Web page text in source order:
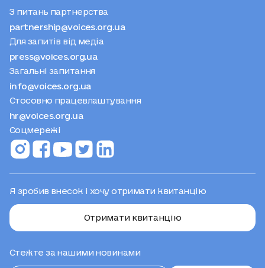
З питань партнерства
partnership@voices.org.ua
Для запитів від медіа
press@voices.org.ua
Загальні запитання
info@voices.org.ua
Стосовно працевлаштування
hr@voices.org.ua
Соцмережі
Я зробив внесок і хочу отримати квитанцію
Отримати квитанцію
Стежте за нашими новинами